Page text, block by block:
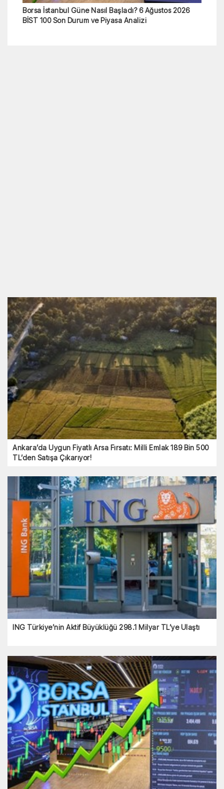
100 gram altın ne kadar? 1 kilo altın kaç TL? 6 Ağustos
2026 Güncel Altın Fiyatları!
Ankara’da Uygun Fiyatlı Arsa Fırsatı: Milli Emlak 189
Bin 500 TL’den Satışa Çıkarıyor!
ING Türkiye’nin Aktif Büyüklüğü 298.1 Milyar TL’ye
Ulaştı